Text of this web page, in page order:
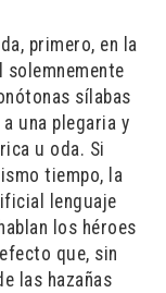
primero, en la
solemnemente
sílabas
una plegaria y
u oda. Si
tiempo, la
lenguaje
los héroes
que, sin
las hazañas